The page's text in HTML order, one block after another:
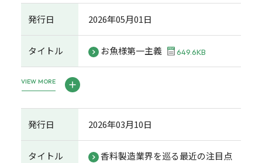
発行日 2026年05月01日
タイトル お魚様第一主義 649.6KB
VIEW MORE
発行日 2026年03月10日
タイトル 香料製造業界を巡る最近の注目点